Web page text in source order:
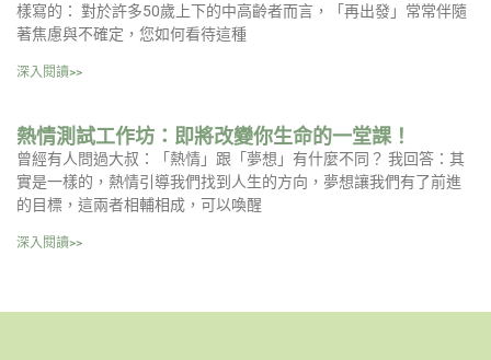
樣寫的： 對於許多50歲上下的中高齡者而言，「再出發」常常伴隨
著焦慮與不確定，您如何看待這種
深入閱讀>>
熱情測試工作坊：即將改變你生命的一堂課！
曾經有人問過大叔：「熱情」跟「夢想」有什麼不同？ 我回答：其
實是一樣的，熱情引導我們找到人生的方向，夢想讓我們有了前進
的目標，這兩者相輔相成，可以喚醒
深入閱讀>>